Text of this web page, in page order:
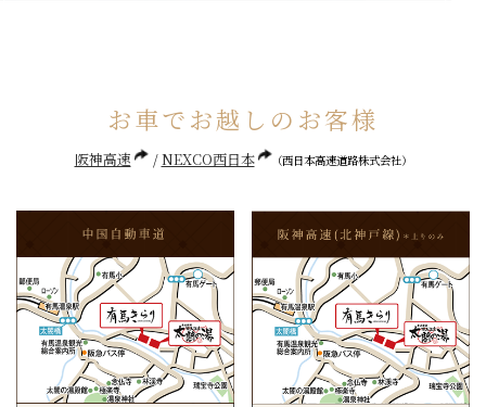
お車でお越しのお客様
阪神高速 NEXCO西日本 （西日本高速道路株式会社）